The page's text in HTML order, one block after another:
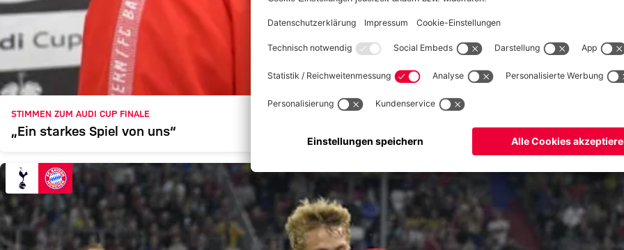
STIMMEN ZUM AUDI CUP FINALE
„Ein starkes Spiel von uns“